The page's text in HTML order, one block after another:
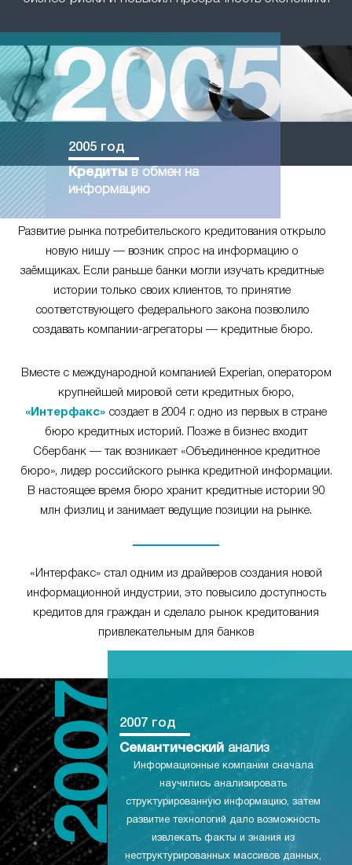
2005 год
Кредиты в обмен на
информацию
Развитие рынка потребительского кредитования открыло
новую нишу — возник спрос на информацию о
заёмщиках. Если раньше банки могли изучать кредитные
истории только своих клиентов, то принятие
соответствующего федерального закона позволило
создавать компании-агрегаторы — кредитные бюро.
Вместе с международной компанией Experian, оператором
крупнейшей мировой сети кредитных бюро,
«Интерфакс» создает в 2004 г. одно из первых в стране
бюро кредитных историй. Позже в бизнес входит
Сбербанк — так возникает «Объединенное кредитное
бюро», лидер российского рынка кредитной информации.
В настоящее время бюро хранит кредитные истории 90
млн физлиц и занимает ведущие позиции на рынке.
«Интерфакс» стал одним из драйверов создания новой
информационной индустрии, это повысило доступность
кредитов для граждан и сделало рынок кредитования
привлекательным для банков
2007 год
Семантический анализ
Информационные компании сначала
научились анализировать
структурированную информацию, затем
развитие технологий дало возможность
извлекать факты и знания из
неструктурированных массивов данных,